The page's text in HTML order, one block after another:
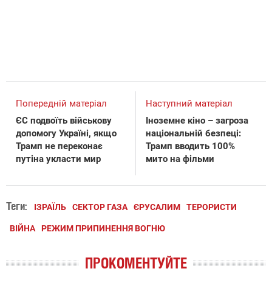
Попередній матеріал
ЄС подвоїть військову
допомогу Україні, якщо
Трамп не переконає
путіна укласти мир
Наступний матеріал
Іноземне кіно – загроза
національній безпеці:
Трамп вводить 100%
мито на фільми
Теги: ІЗРАЇЛЬ СЕКТОР ГАЗА ЄРУСАЛИМ ТЕРОРИСТИ
ВІЙНА РЕЖИМ ПРИПИНЕННЯ ВОГНЮ
ПРОКОМЕНТУЙТЕ